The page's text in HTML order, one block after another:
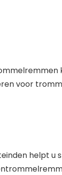
voor
helpt